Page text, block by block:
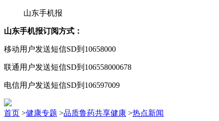
山东手机报
山东手机报订阅方式：
移动用户发送短信SD到10658000
联通用户发送短信SD到106558000678
电信用户发送短信SD到106597009
首页 >健康专题 >品质鲁药共享健康 >热点新闻